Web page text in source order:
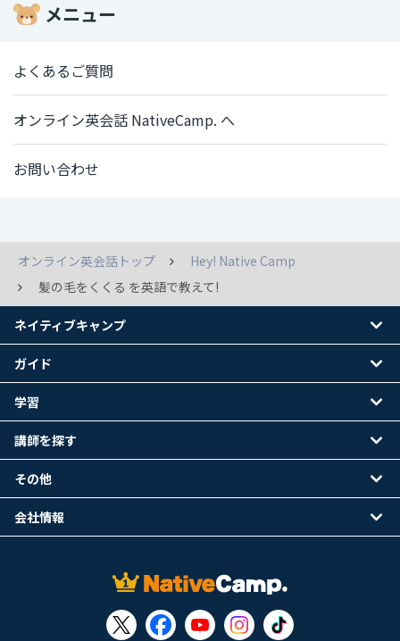
メニュー
よくあるご質問
オンライン英会話 NativeCamp. へ
お問い合わせ
オンライン英会話トップ
Hey! Native Camp
髪の毛をくくる を英語で教えて!
ネイティブキャンプ
ガイド
学習
講師を探す
その他
会社情報